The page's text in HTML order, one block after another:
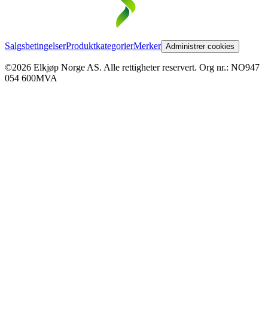
SalgsbetingelserProduktkategorierMerker Administrer cookies
©2026 Elkjøp Norge AS. Alle rettigheter reservert. Org nr.: NO947
054 600MVA